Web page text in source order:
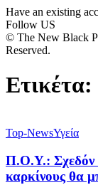
Have an existing
Follow US
© The New Black
Reserved.
Ετικέτα:
Top-NewsΥγεία
Π.Ο.Υ.: Σχεδόν
καρκίνους θα